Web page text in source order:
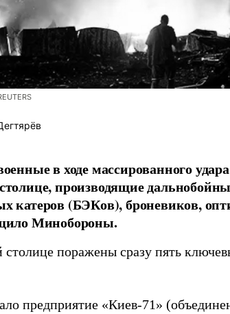
в ходе массированного
производящие
катеров (БЭКов), броневиков,
Минобороны.
поражены сразу пять
предприятие «Киев-71»